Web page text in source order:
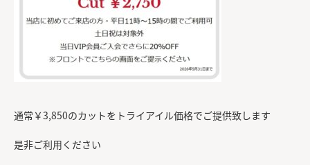
通常￥3,850のカットをトライアイル価格でご提供致します
是非ご利用ください